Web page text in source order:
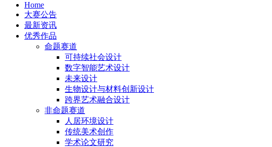
Home
大赛公告
最新资讯
优秀作品
命题赛道
可持续社会设计
数字智能艺术设计
未来设计
生物设计与材料创新设计
跨界艺术融合设计
非命题赛道
人居环境设计
传统美术创作
学术论文研究